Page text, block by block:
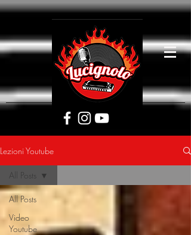
Lezioni Youtube
All Posts
Video
Youtube
All Posts